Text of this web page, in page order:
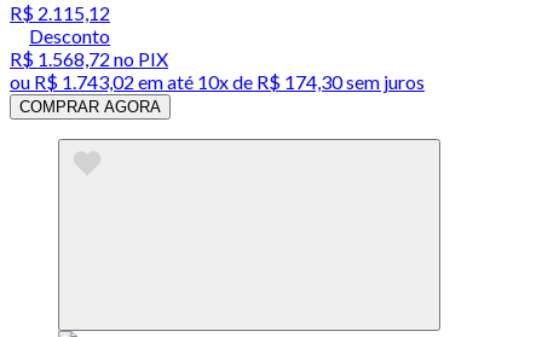
R$ 2.115,12
Desconto
R$ 1.568,72 no PIX
ou R$ 1.743,02 em até 10x de R$ 174,30 sem juros
COMPRAR AGORA